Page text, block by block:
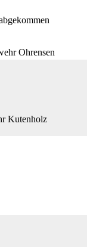
Ohrensen
Kutenholz